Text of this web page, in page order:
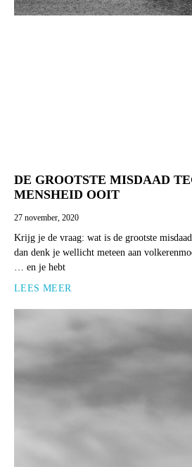
DE GROOTSTE MISDAAD
MENSHEID OOIT
27 november, 2020
Krijg je de vraag: wat is de grootste
dan denk je wellicht meteen aan
… en je hebt
LEES MEER